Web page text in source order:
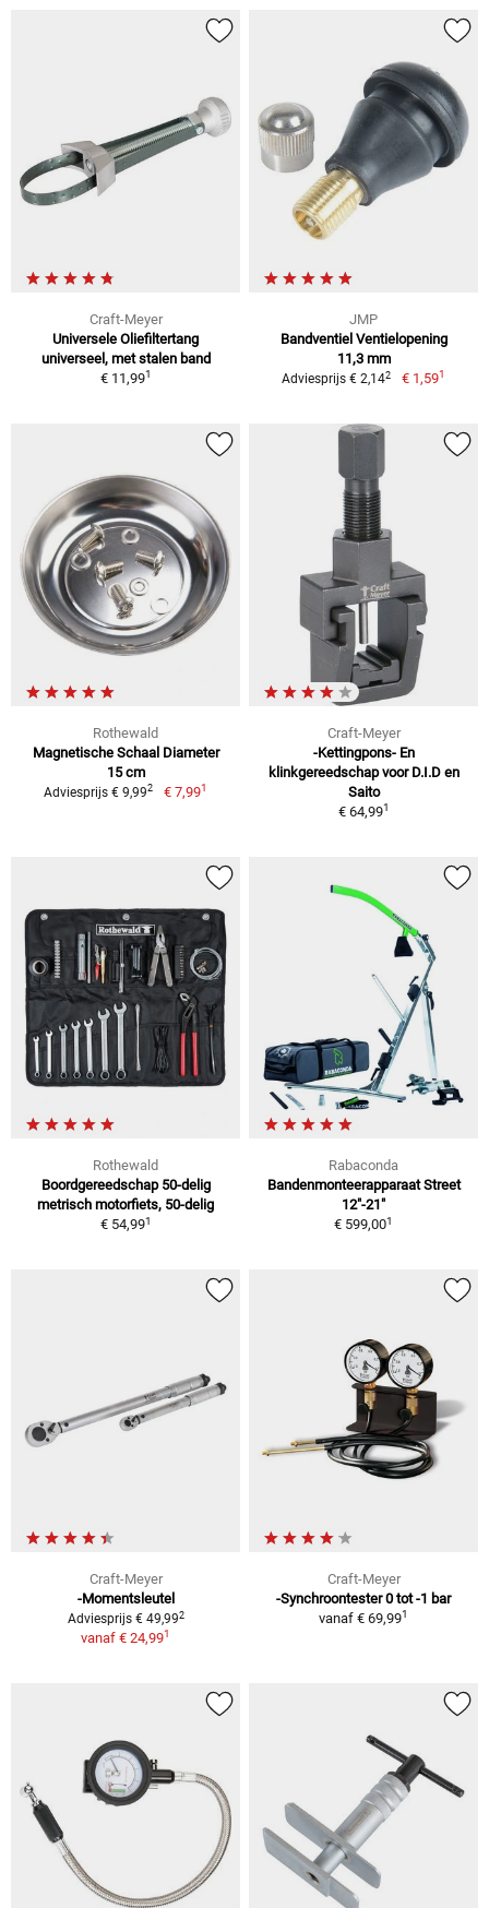
Craft-Meyer
Universele Oliefiltertang
universeel, met stalen band
€ 11,991
JMP
Bandventiel Ventielopening
11,3 mm
Adviesprijs € 2,142 € 1,591
Rothewald
Magnetische Schaal Diameter
15 cm
Adviesprijs € 9,992 € 7,991
Craft-Meyer
-Kettingpons- En
klinkgereedschap voor D.I.D en
Saito
€ 64,991
Rothewald
Boordgereedschap 50-delig
metrisch motorfiets, 50-delig
€ 54,991
Rabaconda
Bandenmonteerapparaat Street
12"-21"
€ 599,001
Craft-Meyer
-Momentsleutel
Adviesprijs € 49,992
vanaf € 24,991
Craft-Meyer
-Synchroontester 0 tot -1 bar
vanaf € 69,991